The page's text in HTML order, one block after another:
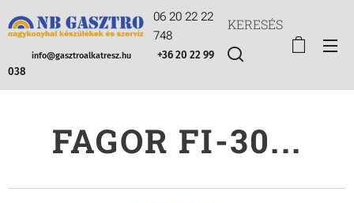
06 20 22 22
748
info@gasztroalkatresz.hu
+36 20 22 99
038
KERESÉS
FAGOR FI-30...